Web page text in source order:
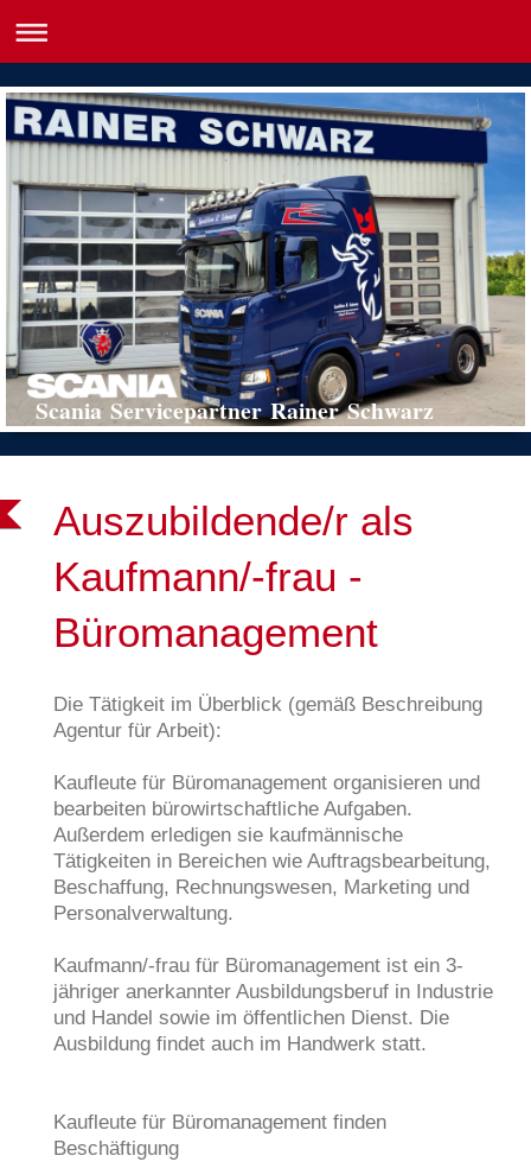
Scania Servicepartner Rainer Schwarz
Auszubildende/r als
Kaufmann/-frau -
Büromanagement
Die Tätigkeit im Überblick (gemäß Beschreibung
Agentur für Arbeit):
Kaufleute für Büromanagement organisieren und
bearbeiten bürowirtschaftliche Aufgaben.
Außerdem erledigen sie kaufmännische
Tätigkeiten in Bereichen wie Auftragsbearbeitung,
Beschaffung, Rechnungswesen, Marketing und
Personalverwaltung.
Kaufmann/-frau für Büromanagement ist ein 3-
jähriger anerkannter Ausbildungsberuf in Industrie
und Handel sowie im öffentlichen Dienst. Die
Ausbildung findet auch im Handwerk statt.
Kaufleute für Büromanagement finden
Beschäftigung